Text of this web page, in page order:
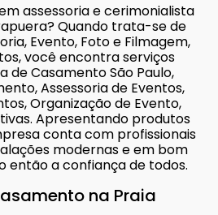
assessoria e cerimonialista
Quando trata-se de
Evento, Foto e Filmagem,
você encontra serviços
de Casamento São Paulo,
Assessoria de Eventos,
Organização de Evento,
Apresentando produtos
conta com profissionais
modernas e em bom
então a confiança de todos.
na Praia